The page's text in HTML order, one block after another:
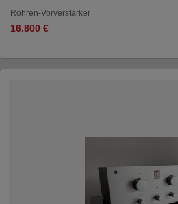
Röhren-Vorverstärker
16.800 €